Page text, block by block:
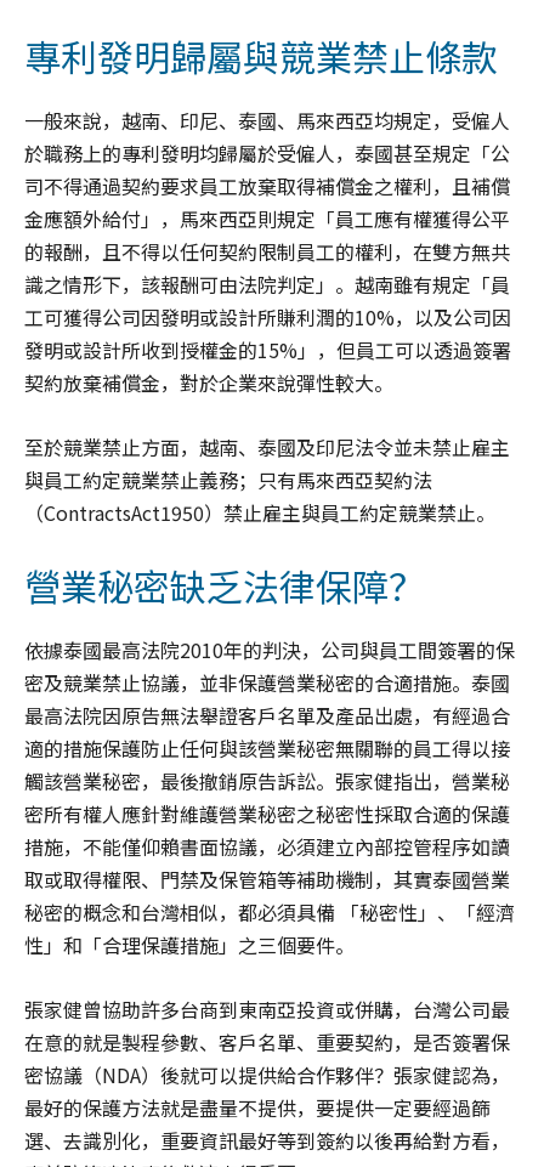
專利發明歸屬與競業禁止條款
一般來說，越南、印尼、泰國、馬來西亞均規定，受僱人
於職務上的專利發明均歸屬於受僱人，泰國甚至規定「公
司不得通過契約要求員工放棄取得補償金之權利，且補償
金應額外給付」，馬來西亞則規定「員工應有權獲得公平
的報酬，且不得以任何契約限制員工的權利，在雙方無共
識之情形下，該報酬可由法院判定」。越南雖有規定「員
工可獲得公司因發明或設計所賺利潤的10%，以及公司因
發明或設計所收到授權金的15%」，但員工可以透過簽署
契約放棄補償金，對於企業來說彈性較大。
至於競業禁止方面，越南、泰國及印尼法令並未禁止雇主
與員工約定競業禁止義務；只有馬來西亞契約法
（ContractsAct1950）禁止雇主與員工約定競業禁止。
營業秘密缺乏法律保障？
依據泰國最高法院2010年的判決，公司與員工間簽署的保
密及競業禁止協議，並非保護營業秘密的合適措施。泰國
最高法院因原告無法舉證客戶名單及產品出處，有經過合
適的措施保護防止任何與該營業秘密無關聯的員工得以接
觸該營業秘密，最後撤銷原告訴訟。張家健指出，營業秘
密所有權人應針對維護營業秘密之秘密性採取合適的保護
措施，不能僅仰賴書面協議，必須建立內部控管程序如讀
取或取得權限、門禁及保管箱等補助機制，其實泰國營業
秘密的概念和台灣相似，都必須具備 「秘密性」、「經濟
性」和「合理保護措施」之三個要件。
張家健曾協助許多台商到東南亞投資或併購，台灣公司最
在意的就是製程參數、客戶名單、重要契約，是否簽署保
密協議（NDA）後就可以提供給合作夥伴？張家健認為，
最好的保護方法就是盡量不提供，要提供一定要經過篩
選、去識別化，重要資訊最好等到簽約以後再給對方看，